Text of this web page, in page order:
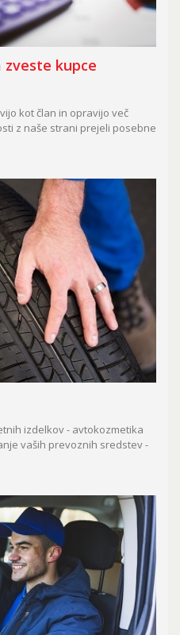
zveste kupce
kot član in opravijo več
z naše strani prejeli posebne
izdelkov - avtokozmetika
vaših prevoznih sredstev -